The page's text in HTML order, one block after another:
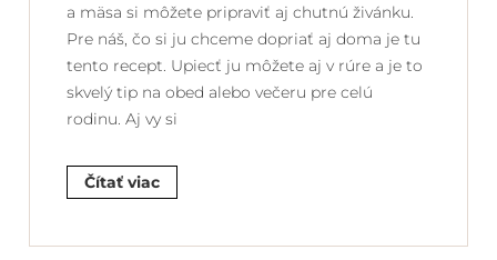
a mäsa si môžete pripraviť aj chutnú živánku.
Pre náš, čo si ju chceme dopriať aj doma je tu
tento recept. Upiecť ju môžete aj v rúre a je to
skvelý tip na obed alebo večeru pre celú
rodinu. Aj vy si
Čítať viac